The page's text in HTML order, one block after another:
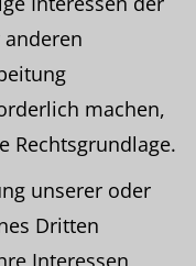
machen,
Rechtsgrundlage.
unserer oder
Dritten
Interessen,